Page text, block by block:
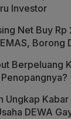
Investor
Net Buy Rp
Borong
Berpeluang
Ungkap
DEWA